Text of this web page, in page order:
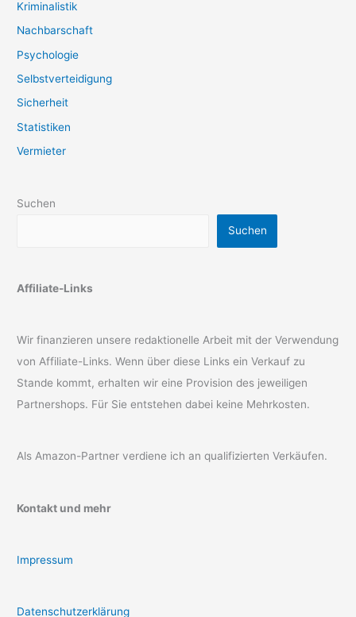
Kriminalistik
Nachbarschaft
Psychologie
Selbstverteidigung
Sicherheit
Statistiken
Vermieter
Suchen
Suchen
Affiliate-Links
Wir finanzieren unsere redaktionelle Arbeit mit der Verwendung
von Affiliate-Links. Wenn über diese Links ein Verkauf zu
Stande kommt, erhalten wir eine Provision des jeweiligen
Partnershops. Für Sie entstehen dabei keine Mehrkosten.
Als Amazon-Partner verdiene ich an qualifizierten Verkäufen.
Kontakt und mehr
Impressum
Datenschutzerklärung